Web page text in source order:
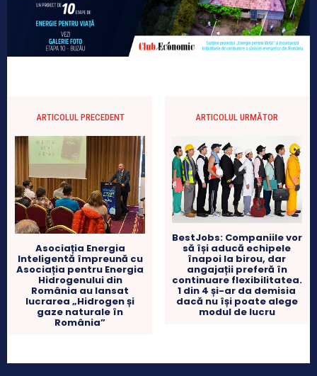
ARTICOLUL PRECEDENT
Asociația Energia
Inteligentă împreună cu
Asociația pentru Energia
Hidrogenului din
România au lansat
lucrarea „Hidrogen și
gaze naturale în
România”
ARTICOLUL URMĂTOR
BestJobs: Companiile vor
să își aducă echipele
înapoi la birou, dar
angajații preferă în
continuare flexibilitatea.
1 din 4 și-ar da demisia
dacă nu își poate alege
modul de lucru